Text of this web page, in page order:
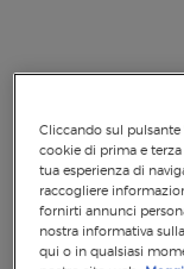
Cliccando sul
cookie di prima e
tua esperienza di
raccogliere
fornirti annunci
nostra informativa
qui o in qualsiasi